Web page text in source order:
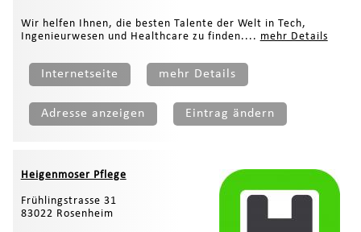
Wir helfen Ihnen, die besten Talente der Welt in Tech,
Ingenieurwesen und Healthcare zu finden.... mehr Details
Internetseite mehr Details
Adresse anzeigen Eintrag ändern
Heigenmoser Pflege
Frühlingstrasse 31
83022 Rosenheim